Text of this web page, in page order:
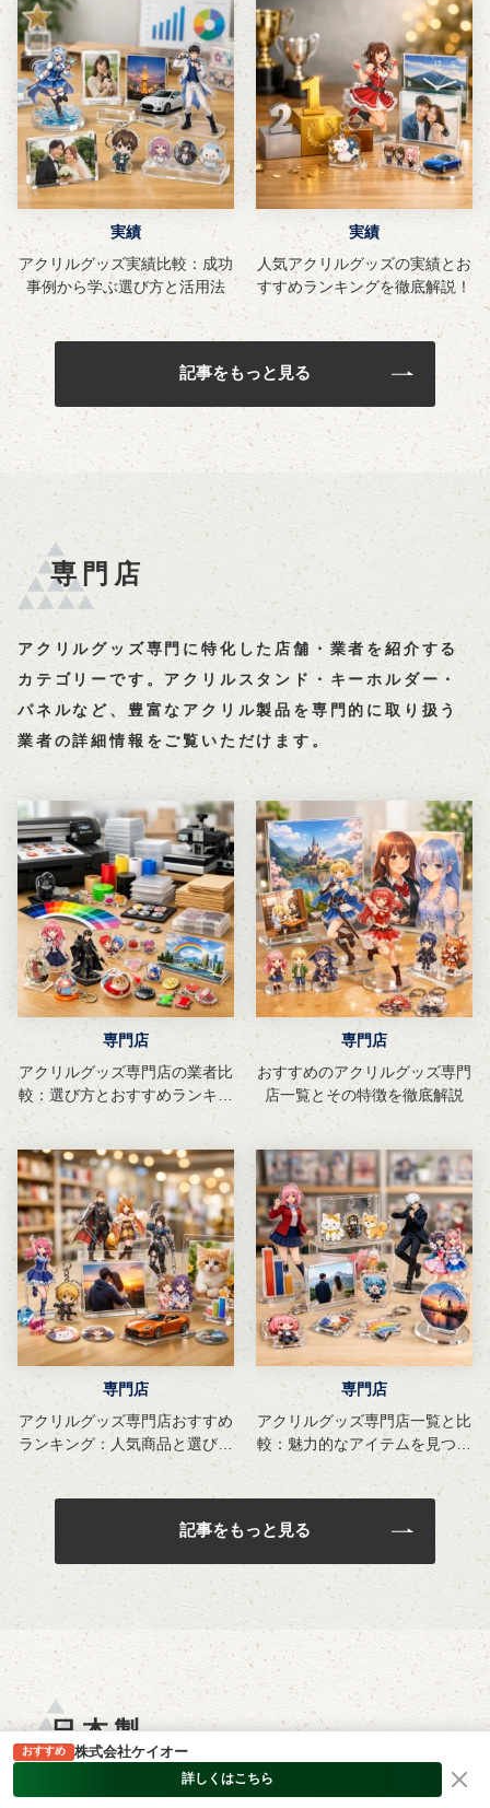
実績
アクリルグッズ実績比較：成功
事例から学ぶ選び方と活用法
実績
人気アクリルグッズの実績とお
すすめランキングを徹底解説！
記事をもっと見る
専門店
アクリルグッズ専門に特化した店舗・業者を紹介する
カテゴリーです。アクリルスタンド・キーホルダー・
パネルなど、豊富なアクリル製品を専門的に取り扱う
業者の詳細情報をご覧いただけます。
専門店
アクリルグッズ専門店の業者比
較：選び方とおすすめランキン
専門店
おすすめのアクリルグッズ専門
店一覧とその特徴を徹底解説
専門店
アクリルグッズ専門店おすすめ
ランキング：人気商品と選び方
ガイド
専門店
アクリルグッズ専門店一覧と比
較：魅力的なアイテムを見つけ
る方法
記事をもっと見る
日本製
おすすめ 株式会社ケイオー
詳しくはこちら